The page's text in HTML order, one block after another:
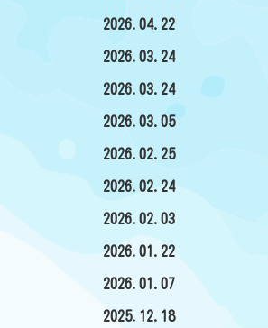
2026.04.22
2026.03.24
2026.03.24
2026.03.05
2026.02.25
2026.02.24
2026.02.03
2026.01.22
2026.01.07
2025.12.18